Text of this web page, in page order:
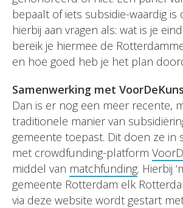
bepaalt of iets subsidie-waardig is
hierbij aan vragen als: wat is je
bereik je hiermee de
en hoe goed heb je het plan
Samenwerking met
Dan is er nog een meer recente,
traditionele manier van
gemeente toepast. Dit doen ze in
met crowdfunding-platform
middel van matchfunding. Hierbij
gemeente Rotterdam elk
via deze website wordt gestart